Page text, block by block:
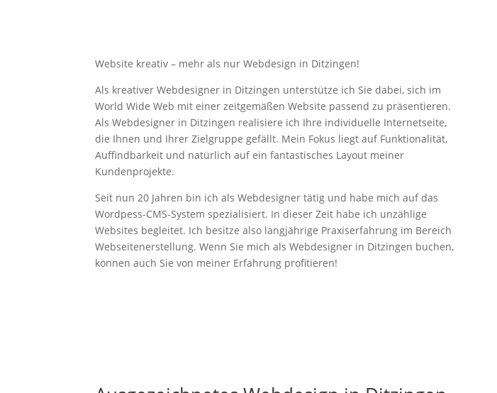
Website kreativ – mehr als nur Webdesign in Ditzingen!
Als kreativer Webdesigner in Ditzingen unterstütze ich Sie dabei, sich im
World Wide Web mit einer zeitgemäßen Website passend zu präsentieren.
Als Webdesigner in Ditzingen realisiere ich Ihre individuelle Internetseite,
die Ihnen und Ihrer Zielgruppe gefällt. Mein Fokus liegt auf Funktionalität,
Auffindbarkeit und natürlich auf ein fantastisches Layout meiner
Kundenprojekte.
Seit nun 20 Jahren bin ich als Webdesigner tätig und habe mich auf das
Wordpess-CMS-System spezialisiert. In dieser Zeit habe ich unzählige
Websites begleitet. Ich besitze also langjährige Praxiserfahrung im Bereich
Webseitenerstellung. Wenn Sie mich als Webdesigner in Ditzingen buchen,
können auch Sie von meiner Erfahrung profitieren!